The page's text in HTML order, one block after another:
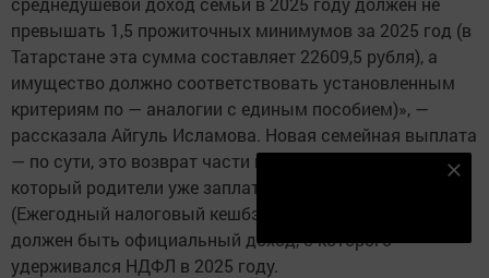
превышать 1,5 прожиточных минимумов за 2025 год (в
Татарстане эта сумма составляет 22609,5 рубля), а
имущество должно соответствовать установленным
критериям по — аналогии с единым пособием)», —
рассказала Айгуль Исламова. Новая семейная выплата
— по сути, это возврат части подоходного налога,
который родители уже заплатили со своей зарплаты.
(Ежегодный налоговый кешбэк). Поэтому у родителей
должен быть официальный доход, с которого
удерживался НДФЛ в 2025 году.